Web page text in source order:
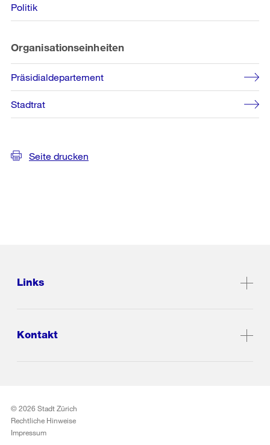
Politik
Organisationseinheiten
Präsidialdepartement
Stadtrat
Seite drucken
Links
Kontakt
© 2026 Stadt Zürich
Rechtliche Hinweise
Impressum